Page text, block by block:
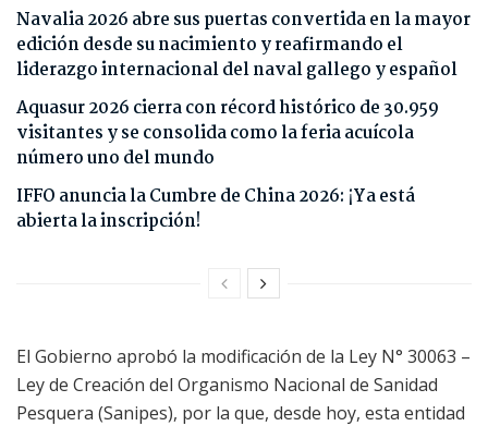
Navalia 2026 abre sus puertas convertida en la mayor
edición desde su nacimiento y reafirmando el
liderazgo internacional del naval gallego y español
Aquasur 2026 cierra con récord histórico de 30.959
visitantes y se consolida como la feria acuícola
número uno del mundo
IFFO anuncia la Cumbre de China 2026: ¡Ya está
abierta la inscripción!
El Gobierno aprobó la modificación de la Ley N° 30063 –
Ley de Creación del Organismo Nacional de Sanidad
Pesquera (Sanipes), por la que, desde hoy, esta entidad